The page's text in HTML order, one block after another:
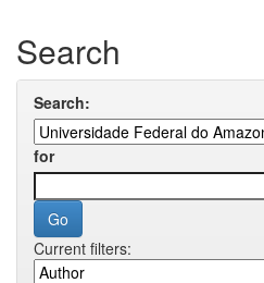
Search
Search:
for
Current filters: